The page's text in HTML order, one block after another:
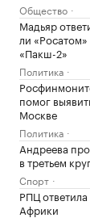
Общество
Мадьяр
ли
«Пакш-2»
Политика
помог
Москве
Политика
Андреева
в третьем
Спорт
РПЦ
Африки